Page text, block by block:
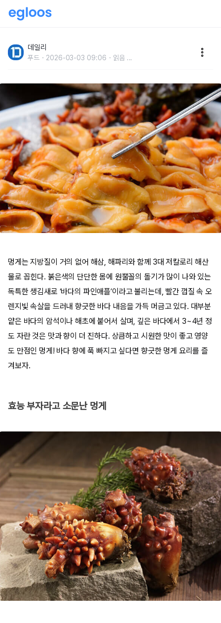
데일리
푸드 2026-03-03 09:06 읽음 ...
멍게는 지방질이 거의 없어 해삼, 해파리와 함께 3대 저칼로리 해산
물로 꼽힌다. 붉은색의 단단한 몸에 원뿔꼴의 돌기가 많이 나와 있는
독특한 생김새로 ‘바다의 파인애플’이라고 불리는데, 빨간 껍질 속 오
렌지빛 속살을 드러내 향긋한 바다 내음을 가득 머금고 있다. 대부분
얕은 바다의 암석이나 해초에 붙어서 살며, 깊은 바다에서 3~4년 정
도 자란 것은 맛과 향이 더 진하다. 상큼하고 시원한 맛이 좋고 영양
도 만점인 멍게! 바다 향에 푹 빠지고 싶다면 향긋한 멍게 요리를 즐
겨보자.
효능 부자라고 소문난 멍게